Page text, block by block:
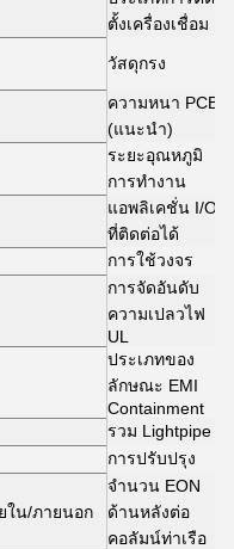
ตั้งเครื่องเชื่อม
วัสดุกรง
ความหนา PCB
(แนะนํา)
ระยะอุณหภูมิ
การทํางาน
แอพลิเคชั่น I/O
ที่ติดต่อได้
การใช้วงจร
การจัดอันดับ
ความเปลวไฟ
UL
ประเภทของ
ลักษณะ EMI
Containment
รวม Lightpipe
การปรับปรุง
ใน/ภายนอก
จํานวน EON
ด้านหลังต่อ
คอลัมน์ท่าเรือ